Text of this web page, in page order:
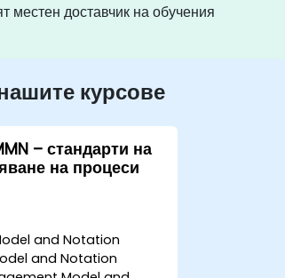
доставчик на обучения
курсове
– стандарти на
на процеси
and Notation
and Notation